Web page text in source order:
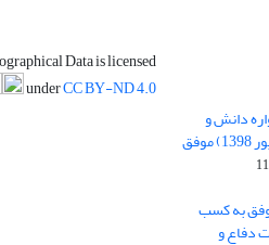
دانش و
پژوهش امام علی علیه السلام(شهریور 1398) موفق
در سال 1397 موفق به کسب
دفاع و
Data is licensed
underCC BY-ND 4.0